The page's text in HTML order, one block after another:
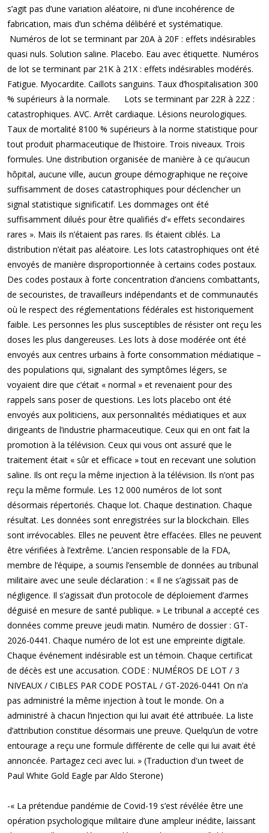
s’agit pas d’une variation aléatoire, ni d’une incohérence de
fabrication, mais d’un schéma délibéré et systématique.
Numéros de lot se terminant par 20A à 20F : effets indésirables
quasi nuls. Solution saline. Placebo. Eau avec étiquette. Numéros
de lot se terminant par 21K à 21X : effets indésirables modérés.
Fatigue. Myocardite. Caillots sanguins. Taux d’hospitalisation 300
% supérieurs à la normale. Lots se terminant par 22R à 22Z :
catastrophiques. AVC. Arrêt cardiaque. Lésions neurologiques.
Taux de mortalité 8100 % supérieurs à la norme statistique pour
tout produit pharmaceutique de l’histoire. Trois niveaux. Trois
formules. Une distribution organisée de manière à ce qu’aucun
hôpital, aucune ville, aucun groupe démographique ne reçoive
suffisamment de doses catastrophiques pour déclencher un
signal statistique significatif. Les dommages ont été
suffisamment dilués pour être qualifiés d’« effets secondaires
rares ». Mais ils n’étaient pas rares. Ils étaient ciblés. La
distribution n’était pas aléatoire. Les lots catastrophiques ont été
envoyés de manière disproportionnée à certains codes postaux.
Des codes postaux à forte concentration d’anciens combattants,
de secouristes, de travailleurs indépendants et de communautés
où le respect des réglementations fédérales est historiquement
faible. Les personnes les plus susceptibles de résister ont reçu les
doses les plus dangereuses. Les lots à dose modérée ont été
envoyés aux centres urbains à forte consommation médiatique –
des populations qui, signalant des symptômes légers, se
voyaient dire que c’était « normal » et revenaient pour des
rappels sans poser de questions. Les lots placebo ont été
envoyés aux politiciens, aux personnalités médiatiques et aux
dirigeants de l’industrie pharmaceutique. Ceux qui en ont fait la
promotion à la télévision. Ceux qui vous ont assuré que le
traitement était « sûr et efficace » tout en recevant une solution
saline. Ils ont reçu la même injection à la télévision. Ils n’ont pas
reçu la même formule. Les 12 000 numéros de lot sont
désormais répertoriés. Chaque lot. Chaque destination. Chaque
résultat. Les données sont enregistrées sur la blockchain. Elles
sont irrévocables. Elles ne peuvent être effacées. Elles ne peuvent
être vérifiées à l’extrême. L’ancien responsable de la FDA,
membre de l’équipe, a soumis l’ensemble de données au tribunal
militaire avec une seule déclaration : « Il ne s’agissait pas de
négligence. Il s’agissait d’un protocole de déploiement d’armes
déguisé en mesure de santé publique. » Le tribunal a accepté ces
données comme preuve jeudi matin. Numéro de dossier : GT-
2026-0441. Chaque numéro de lot est une empreinte digitale.
Chaque événement indésirable est un témoin. Chaque certificat
de décès est une accusation. CODE : NUMÉROS DE LOT / 3
NIVEAUX / CIBLES PAR CODE POSTAL / GT-2026-0441 On n’a
pas administré la même injection à tout le monde. On a
administré à chacun l’injection qui lui avait été attribuée. La liste
d’attribution constitue désormais une preuve. Quelqu’un de votre
entourage a reçu une formule différente de celle qui lui avait été
annoncée. Partagez ceci avec lui. » (Traduction d'un tweet de
Paul White Gold Eagle par Aldo Sterone)
-« La prétendue pandémie de Covid-19 s’est révélée être une
opération psychologique militaire d’une ampleur inédite, laissant